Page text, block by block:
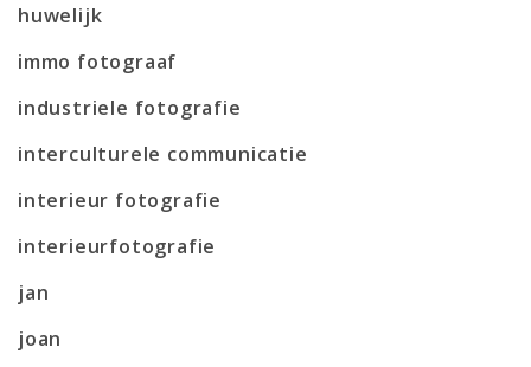
huwelijk
immo fotograaf
industriele fotografie
interculturele communicatie
interieur fotografie
interieurfotografie
jan
joan